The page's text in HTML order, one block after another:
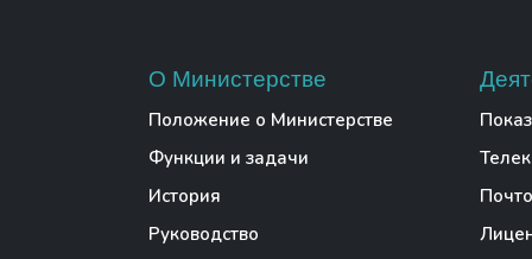
О Министерстве
Положение о Министерстве
Функции и задачи
История
Руководство